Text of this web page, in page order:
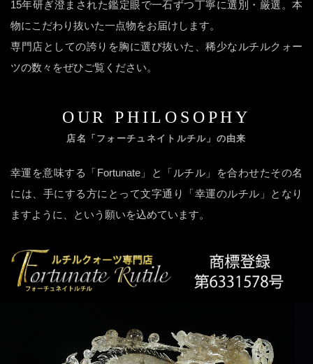
15年研ぎ澄まされた鑑定眼で一石ずつ丁寧に選別・厳選。本
物にこだわり抜いた一点物をお届けします。
専門店としての誇りを胸に選び抜いた、稀少なルチルクォー
ツの数々をぜひご覧ください。
OUR PHILOSOPHY
店名「フォーチュネイトルチル」の由来
幸運を意味する「Fortunate」と「ルチル」を合わせたその名
には、手にする方にとって文字通り「幸運のルチル」となり
ますように、という願いを込めています。